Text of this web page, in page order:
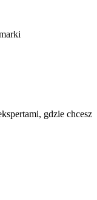
gdzie chcesz